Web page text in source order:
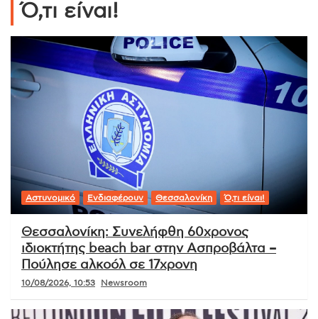
Ό,τι είναι!
Αστυνομικό Ενδιαφέρουν Θεσσαλονίκη Ό,τι είναι!
Θεσσαλονίκη: Συνελήφθη 60χρονος
ιδιοκτήτης beach bar στην Ασπροβάλτα –
Πούλησε αλκοόλ σε 17χρονη
10/08/2026, 10:53 Newsroom